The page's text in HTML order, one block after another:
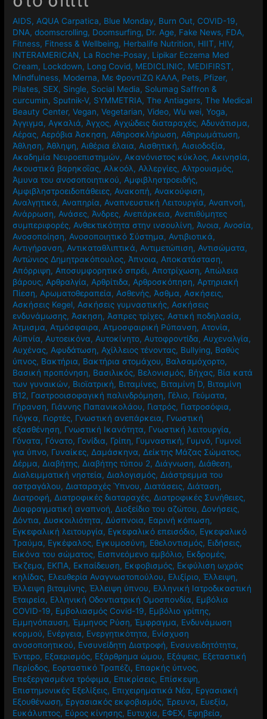
AIDS, AQUA Carpatica, Blue Monday, Burn Out, COVID-19,
DNA,doomscrolling, Doomsurfing, Dr. Age, Fake News, FDA,
Fitness, Fitness & Wellbeing, Herbalife Nutrition, HIIT, HIV,
INTERAMERICAN, La Roche-Posay, Lipikar Eczema Med
Cream, Lockdown, Long Covid, MEDICLINIC, MEDIFIRST,
Mindfulness, Moderna, Mε ΦροντίΖΩ ΚΑΛΑ, Pets, Pfizer,
Pilates, SEX, Single, Social Media, Solumag Saffron &
curcumin, Sputnik-V, SYMMETRIA,The Antiagers,The Medical
Beauty Center,Vegan,Vegetarian,Video,Wu wei,Yoga,
Άγγιγμα, Αγκαλιά, Άγχος, Αγχώδεις διαταραχές, Αδυνάτισμα,
Αέρας, Αερόβια Άσκηση, Αθηροσκλήρωση, Αθηρωμάτωση,
Άθληση, Άθληψη, Αιθέρια έλαια, Αισθητική, Αισιοδοξία,
Ακαδημία Νευροεπιστημών, Ακανόνιστος κύκλος, Ακινησία,
Ακουστικά βαρηκοΐας, Αλκοόλ, Αλλεργίες, Αλτρουισμός,
Άμυνα του ανοσοποιητικού, Αμφιβληστροειδής,
Αμφιβληστροειδοπάθειες, Ανακοπή, Ανακούφιση,
Αναλγητικά, Αναπηρία, Αναπνευστική Λειτουργία, Αναπνοή,
Ανάρρωση, Ανάσες, Άνδρες, Ανεπάρκεια, Ανεπιθύμητες
συμπεριφορές, Ανθεκτικότητα στην ινσουλίνη, Άνοια, Ανοσία,
Ανοσοποίηση, Ανοσοποιητικό Σύστημα, Αντιβιοτικά,
Αντιγήρανση, Αντικαταθλιπτικά, Αντιμετώπιση, Αντισώματα,
Αντώνιος Δημητρακόπουλος, Άπνοια, Αποκατάσταση,
Απόρριψη, Αποσυμφορητικό σπρέι, Αποτρίχωση, Απώλεια
βάρους, Αρθραλγία, Αρθρίτιδα, Αρθροσκόπηση, Αρτηριακή
Πίεση, Αρωματοθεραπεία, Ασθενής, Άσθμα, Ασκήσεις,
Ασκήσεις Kegel, Ασκήσεις γυμναστικής, Ασκήσεις
ενδυνάμωσης, Άσκηση, Άσπρες τρίχες, Αστική ποδηλασία,
Άτμισμα, Ατμόσφαιρα, Ατμοσφαιρική Ρύπανση, Ατονία,
Αϋπνία, Αυτοεικόνα, Αυτοκίνητο, Αυτοφροντίδα, Αυχεναλγία,
Αυχένας, Αφυδάτωση, Αχίλλειος τένοντας, Βullying, Βαθύς
ύπνος, Βακτήρια, Βακτήρια στομάχου, Βαλσαμόχορτο,
Βασική προπόνηση, Βασιλικός, Βελονισμός, Βήχας, Βία κατά
των γυναικών, Βιοϊατρική, Βιταμίνες, Βιταμίνη D, Βιταμίνη
Β12, Γαστροοισοφαγική παλινδρόμηση, Γέλιο, Γεύματα,
Γήρανση, Γιάννης Παπανικολάου, Γιατρός, Γιατροσόφια,
Γιόγκα, Γιορτές, Γνωστική ανεπάρκεια, Γνωστική
εξασθένηση, Γνωστική Ικανότητα, Γνωστική λειτουργία,
Γόνατα, Γόνατο, Γονίδια, Γρίπη, Γυμναστική, Γυμνό, Γυμνοί
για ύπνο, Γυναίκες, Δαμάσκηνα, Δείκτης Μάζας Σώματος,
Δέρμα, Διαβήτης, Διαβήτης τύπου 2, Διάγνωση, Διάθεση,
Διαλειμματική νηστεία, Διαλογισμός, Διάστρεμμα του
αστραγάλου, Διαταραχές Ύπνου, Διατάσεις, Διάταση,
Διατροφή, Διατροφικές διαταραχές, Διατροφικές Συνήθειες,
Διαφραγματική αναπνοή, Διοξείδιο του αζώτου, Δονήσεις,
Δόντια, Δυσκοιλιότητα, Δύσπνοια, Εαρινή κόπωση,
Εγκεφαλική λειτουργία, Εγκεφαλικό επεισόδιο, Εγκεφαλικό
Τραύμα, Εγκέφαλος, Εγκυμοσύνη, Εθελοντισμός, Ειδήσεις,
Εικόνα του σώματος, Εισπνεόμενο εμβόλιο, Εκδρομές,
Έκζεμα, ΕΚΠΑ, Εκπαίδευση, Εκφοβισμός, Εκφύλιση ωχράς
κηλίδας, Ελευθερία Αναγνωστοπούλου, Ελιξίριο,Έλλειψη,
Έλλειψη βιταμίνης,Έλλειψη ύπνου, Ελληνική Ιατροδικαστική
Εταιρεία, Ελληνική Οδοντιατρική Ομοσπονδία, Εμβόλια
COVID-19, Εμβολιασμός Covid-19, Εμβόλιο γρίπης,
Εμμηνόπαυση,Έμμηνος Ρύση,Έμφραγμα, Ενδυνάμωση
κορμού, Ενέργεια, Ενεργητικότητα, Ενίσχυση
ανοσοποητικού, Ενσυνείδητη Διατροφή, Ενσυνειδητότητα,
Έντερο, Εξαερισμός, Εξάρθρημα ώμου, Εξάψεις, Εξεταστική
Περίοδος, Εορταστικό Τραπέζι, Επαρκής ύπνος,
Επεξεργασμένα τρόφιμα, Επικρίσεις, Επίσκεψη,
Επιστημονικές Εξελίξεις, Επιχειρηματικά Νέα, Εργασιακή
Εξουθένωση, Εργασιακός εκφοβισμός,Έρευνα, Ευεξία,
Ευκάλυπτος, Εύρος κίνησης, Ευτυχία, ΕΦΕΧ, Εφηβεία,